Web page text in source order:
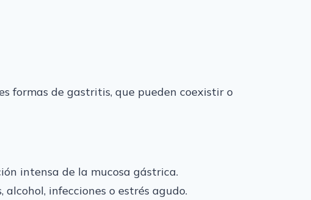
formas de gastritis, que pueden coexistir o
intensa de la mucosa gástrica.
infecciones o estrés agudo.